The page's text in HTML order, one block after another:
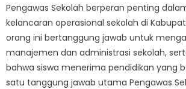
Pengawas Sekolah berperan penting
kelancaran operasional sekolah di
orang ini bertanggung jawab untuk
manajemen dan administrasi sekolah,
bahwa siswa menerima pendidikan yang
satu tanggung jawab utama Pengawas